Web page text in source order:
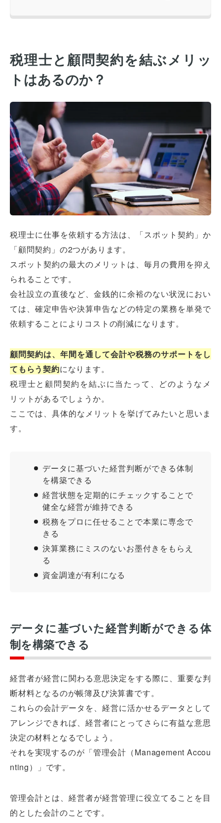
税理士と顧問契約を結ぶメリッ
トはあるのか？
税理士に仕事を依頼する方法は、「スポット契約」か
「顧問契約」の2つがあります。
スポット契約の最大のメリットは、毎月の費用を抑え
られることです。
会社設立の直後など、金銭的に余裕のない状況におい
ては、確定申告や決算申告などの特定の業務を単発で
依頼することによりコストの削減になります。
顧問契約は、年間を通して会計や税務のサポートをし
てもらう契約になります。
税理士と顧問契約を結ぶに当たって、どのようなメ
リットがあるでしょうか。
ここでは、具体的なメリットを挙げてみたいと思いま
す。
データに基づいた経営判断ができる体制
を構築できる
経営状態を定期的にチェックすることで
健全な経営が維持できる
税務をプロに任せることで本業に専念で
きる
決算業務にミスのないお墨付きをもらえ
る
資金調達が有利になる
データに基づいた経営判断ができる体
制を構築できる
経営者が経営に関わる意思決定をする際に、重要な判
断材料となるのが帳簿及び決算書です。
これらの会計データを、経営に活かせるデータとして
アレンジできれば、経営者にとってさらに有益な意思
決定の材料となるでしょう。
それを実現するのが「管理会計（Management Accou
nting）」です。
管理会計とは、経営者が経営管理に役立てることを目
的とした会計のことです。